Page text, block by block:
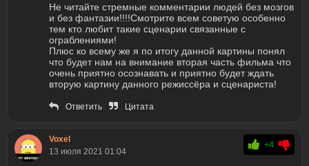
Не читайте стремные комментарии людей без мозгов
и без фантазии!!!!Смотрите всем советую особенно
тем кто любит такие сценарии связанные с
ограблениями!
Плюс ко всему же я по итогу данной картины понял
что будет нам на внимание вторая часть фильма что
очень приятно осознавать и приятно будет ждать
вторую картину данного режиссёра и сценариста!
Ответить Цитата
Voxel
13 июля 2021 01:04
+4